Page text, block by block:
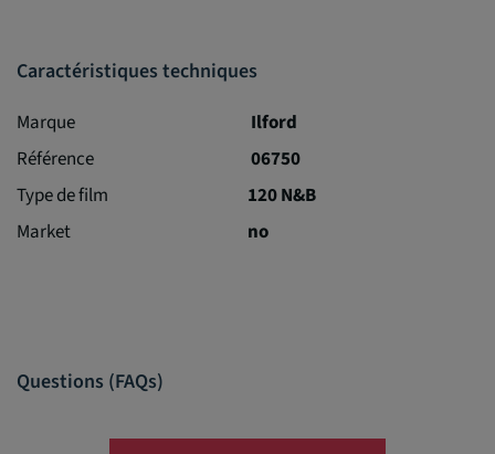
Caractéristiques techniques
Marque
Ilford
Référence
06750
Type de film
120 N&B
Market
no
Questions (FAQs)